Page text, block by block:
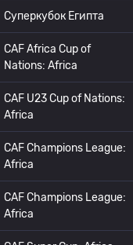
Суперкубок Египта
CAF Africa Cup of
Nations: Africa
CAF U23 Cup of Nations:
Africa
CAF Champions League:
Africa
CAF Champions League:
Africa